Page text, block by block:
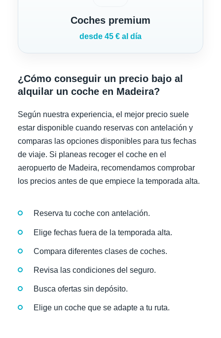
Coches premium
desde 45 € al día
¿Cómo conseguir un precio bajo al
alquilar un coche en Madeira?
Según nuestra experiencia, el mejor precio suele
estar disponible cuando reservas con antelación y
comparas las opciones disponibles para tus fechas
de viaje. Si planeas recoger el coche en el
aeropuerto de Madeira, recomendamos comprobar
los precios antes de que empiece la temporada alta.
Reserva tu coche con antelación.
Elige fechas fuera de la temporada alta.
Compara diferentes clases de coches.
Revisa las condiciones del seguro.
Busca ofertas sin depósito.
Elige un coche que se adapte a tu ruta.